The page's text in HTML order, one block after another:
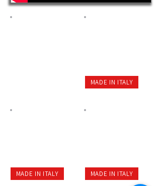
MADE IN ITALY
MADE IN ITALY MADE IN ITALY